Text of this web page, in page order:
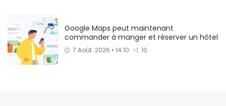
Google Maps peut maintenant
commander à manger et réserver un hôtel
7 Août. 2026 • 14:10 10